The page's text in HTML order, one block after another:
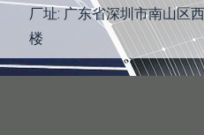
厂址: 广东省深圳市南山区
楼